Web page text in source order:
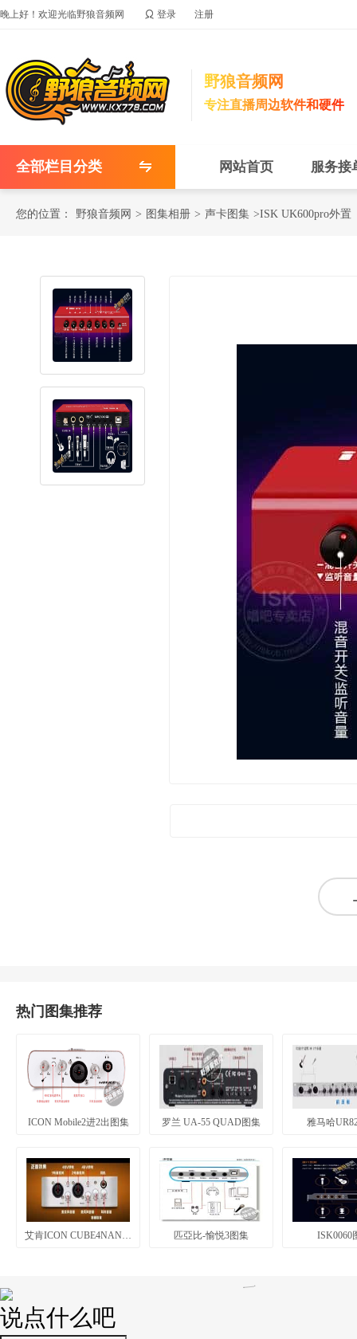
晚上好！欢迎光临野狼音频网  登录 注册
野狼音频网
专注直播周边软件和硬件
全部栏目分类 网站首页 服务接
您的位置： 野狼音频网 > 图集相册 > 声卡图集 >ISK UK600pro外置
热门图集推荐
ICON Mobile2进2出图集 罗兰 UA-55 QUAD图集 雅马哈
艾肯ICON CUBE4NANO图集 匹亞比-愉悦3图集 ISK0060
说点什么吧